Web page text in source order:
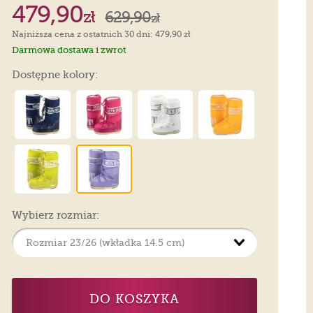
479,90zł 629,90zł
Najniższa cena z ostatnich 30 dni: 479,90 zł
Darmowa dostawa i zwrot
Dostępne kolory:
Wybierz rozmiar:
DO KOSZYKA